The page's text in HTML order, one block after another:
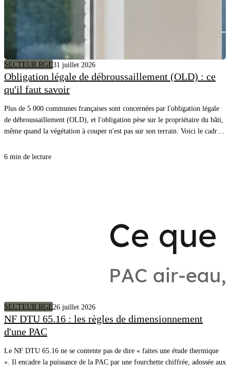
SECTEUR RGE31 juillet 2026
Obligation légale de débroussaillement (OLD) : ce
qu'il faut savoir
Plus de 5 000 communes françaises sont concernées par l'obligation légale
de débroussaillement (OLD), et l'obligation pèse sur le propriétaire du bâti,
même quand la végétation à couper n'est pas sur son terrain. Voici le cadre,
autour de chez vous.
6 min de lecture
SECTEUR RGE26 juillet 2026
NF DTU 65.16 : les règles de dimensionnement
d'une PAC
Le NF DTU 65.16 ne se contente pas de dire « faites une étude thermique
». Il encadre la puissance de la PAC par une fourchette chiffrée, adossée aux